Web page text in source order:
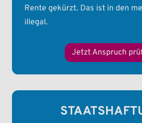
Rente gekürzt. Das ist in den
illegal.
Jetzt Anspruch